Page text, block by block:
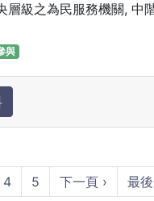
層級之為民服務機關, 中
與
4 5 下一頁 › 最